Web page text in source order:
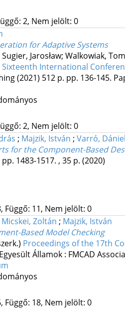
2, Nem jelölt: 0
for Adaptive Systems
Jarosław; Walkowiak,
International
(2021) 512 p. pp. 136-145.
2, Nem jelölt: 0
; Majzik, István ; Varró, Dániel
for the Component-Based
pp. 1483-1517. , 35 p. (2020)
Függő: 11, Nem jelölt: 0
Micskei, Zoltán ; Majzik, István
Based Model Checking
Proceedings of the 17th
Államok : FMCAD
Függő: 18, Nem jelölt: 0